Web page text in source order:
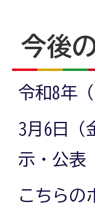
今後
令和8年（
3月6日（
示・公表
こちらの